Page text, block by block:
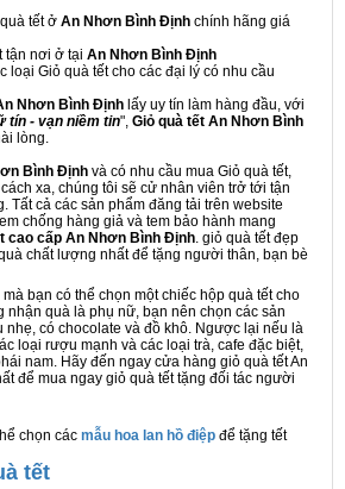
tết ở An Nhơn Bình Định chính hãng giá
tận nơi ở tại An Nhơn Bình Định
loại Giỏ quà tết cho các đại lý có nhu cầu
Nhơn Bình Định lấy uy tín làm hàng đầu, với
tín - vạn niềm tin", Giỏ quà tết An Nhơn Bình
lòng.
Bình Định và có nhu cầu mua Giỏ quà tết,
xa, chúng tôi sẽ cử nhân viên trở tới tận
Tất cả các sản phẩm đăng tải trên website
chống hàng giả và tem bảo hành mang
cao cấp An Nhơn Bình Định. giỏ quà tết đẹp
chất lượng nhất để tặng người thân, bạn bè
bạn có thể chọn một chiếc hộp quà tết cho
quà là phụ nữ, bạn nên chọn các sản
nhẹ, có chocolate và đồ khô. Ngược lại nếu là
loại rượu mạnh và các loại trà, cafe đặc biệt,
nam. Hãy đến ngay cửa hàng giỏ quà tết An
để mua ngay giỏ quà tết tặng đối tác người
chọn các mẫu hoa lan hồ điệp để tặng tết
tết